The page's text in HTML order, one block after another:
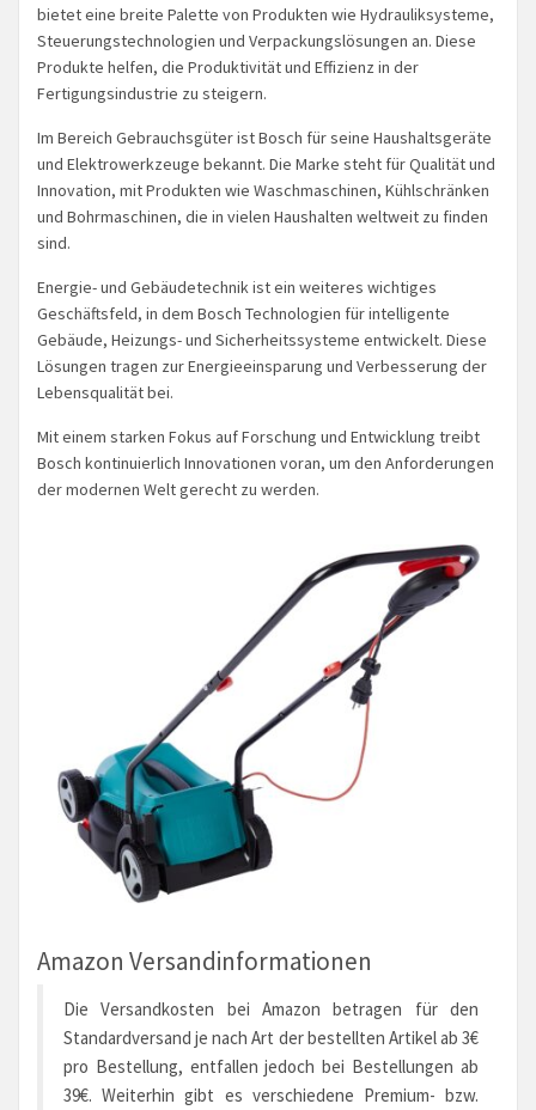
bietet eine breite Palette von Produkten wie Hydrauliksysteme,
Steuerungstechnologien und Verpackungslösungen an. Diese
Produkte helfen, die Produktivität und Effizienz in der
Fertigungsindustrie zu steigern.
Im Bereich Gebrauchsgüter ist Bosch für seine Haushaltsgeräte
und Elektrowerkzeuge bekannt. Die Marke steht für Qualität und
Innovation, mit Produkten wie Waschmaschinen, Kühlschränken
und Bohrmaschinen, die in vielen Haushalten weltweit zu finden
sind.
Energie- und Gebäudetechnik ist ein weiteres wichtiges
Geschäftsfeld, in dem Bosch Technologien für intelligente
Gebäude, Heizungs- und Sicherheitssysteme entwickelt. Diese
Lösungen tragen zur Energieeinsparung und Verbesserung der
Lebensqualität bei.
Mit einem starken Fokus auf Forschung und Entwicklung treibt
Bosch kontinuierlich Innovationen voran, um den Anforderungen
der modernen Welt gerecht zu werden.
Amazon Versandinformationen
Die Versandkosten bei Amazon betragen für den
Standardversand je nach Art der bestellten Artikel ab 3€
pro Bestellung, entfallen jedoch bei Bestellungen ab
39€. Weiterhin gibt es verschiedene Premium- bzw.